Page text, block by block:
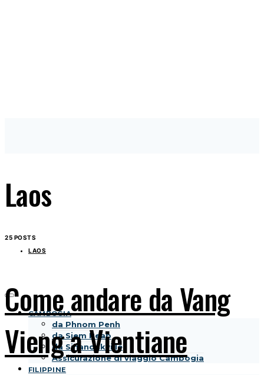
CAMBOGIA
da Phnom Penh
da Siem Reap
da Sihanoukville
Assicurazione di viaggio Cambogia
FILIPPINE
Laos
25 POSTS
LAOS
Come andare da Vang
Vieng a Vientiane